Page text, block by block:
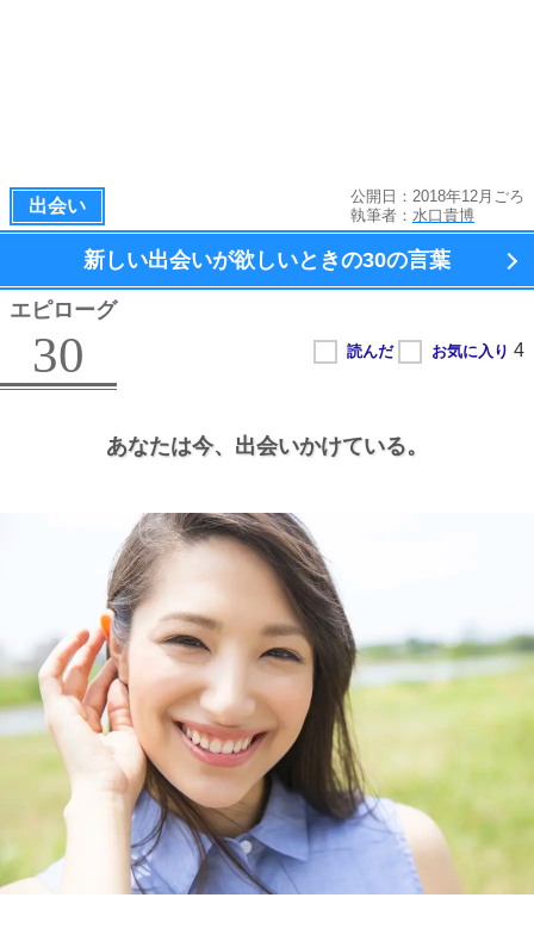
出会い
公開日：2018年12月ごろ
執筆者： 水口貴博
新しい出会いが欲しいときの30の言葉
エピローグ
30
あなたは今、 出会いかけている。